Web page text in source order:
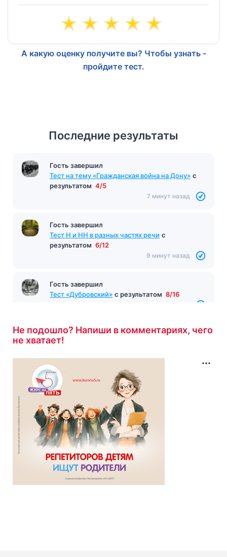
А какую оценку получите вы? Чтобы узнать -
пройдите тест.
Последние результаты
Гость завершил
Тест на тему «Гражданская война на Дону» с
результатом 4/5
7 минут назад
Гость завершил
Тест Н и НН в разных частях речи с
результатом 6/12
9 минут назад
Гость завершил
Тест «Дубровский» с результатом 8/16
Не подошло? Напиши в комментариях, чего
не хватает!